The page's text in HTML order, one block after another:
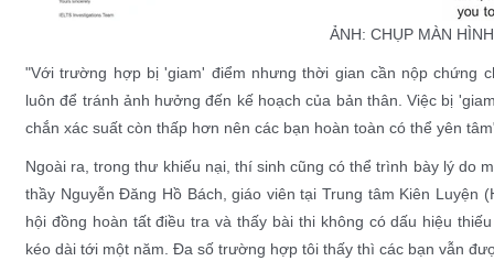
ẢNH: CHỤP MÀN HÌNH
"Với trường hợp bị 'giam' điểm nhưng thời gian cần nộp chứng
luôn để tránh ảnh hưởng đến kế hoạch của bản thân. Việc bị
chắn xác suất còn thấp hơn nên các bạn hoàn toàn có thể yên
Ngoài ra, trong thư khiếu nại, thí sinh cũng có thể trình bày lý do
thầy Nguyễn Đăng Hồ Bách, giáo viên tại Trung tâm Kiên Luyện
hội đồng hoàn tất điều tra và thấy bài thi không có dấu hiệu
kéo dài tới một năm. Đa số trường hợp tôi thấy thì các bạn vẫn